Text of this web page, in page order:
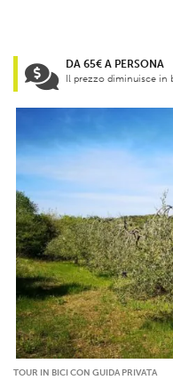
DA 65€ A PERSONA
Il prezzo diminuisce in
TOUR IN BICI CON GUIDA PRIVATA